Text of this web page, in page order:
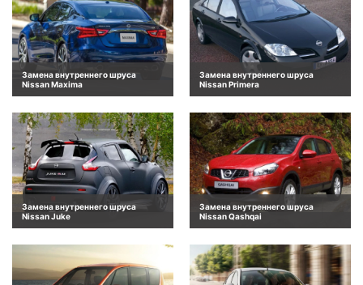
Замена внутреннего шруса
Nissan Maxima
Замена внутреннего шруса
Nissan Primera
Замена внутреннего шруса
Nissan Juke
Замена внутреннего шруса
Nissan Qashqai